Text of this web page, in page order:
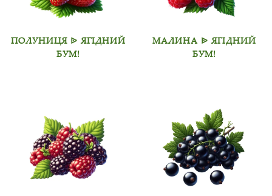
ПОЛУНИЦЯ ᐉ ЯГІДНИЙ
БУМ!
МАЛИНА ᐉ ЯГІДНИЙ
БУМ!